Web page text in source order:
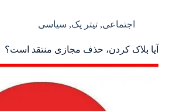
اجتماعی, تیتر یک, سیاسی
آیا بلاک کردن، حذف مجازی منتقد است؟